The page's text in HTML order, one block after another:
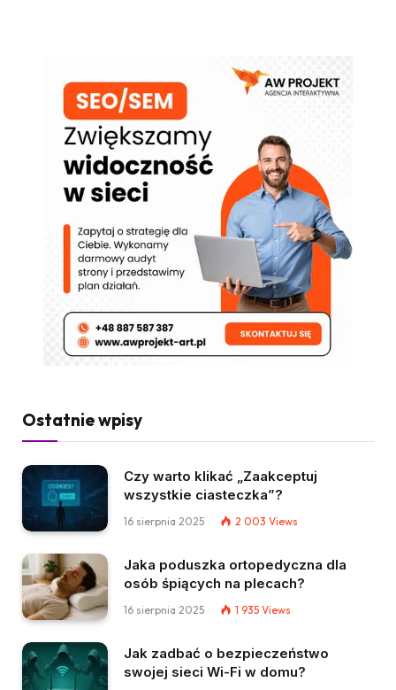
Ostatnie wpisy
Czy warto klikać „Zaakceptuj
wszystkie ciasteczka”?
16 sierpnia 2025 2 003 Views
Jaka poduszka ortopedyczna dla
osób śpiących na plecach?
16 sierpnia 2025 1 935 Views
Jak zadbać o bezpieczeństwo
swojej sieci Wi-Fi w domu?